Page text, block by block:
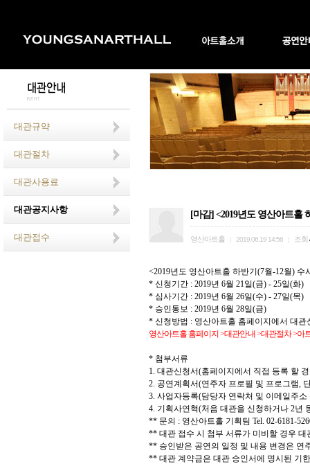
대관규약
대관절차
대관사용료
대관공지사항
대관접수
[마감] <2019년도 영산아트홀
영산아트홀 2019.06.19 14:56 조회
<2019년도 영산아트홀 하반기 (7월-12월) 수
* 신청기간 : 2019년 6월 21일(금) - 25일(화)
* 심사기간 : 2019년 6월 26일(수) - 27일(목)
* 승인통보 : 2019년 6월 28일(금)
* 신청방법 : 영산아트홀 홈페이지에서 대관
영산아트홀 홈페이지>대관안내 >대관절차>아
* 첨부서류
1. 대관신청서(홈페이지에서 직접 등록 할
2. 공연계획서(연주자 프로필 및 프로그램,
3. 사업자등록(담당자 연락처 및 이메일주소
4. 기획사연혁(처음 대관을 신청하거나 2년
** 문의 : 영산아트홀 기획팀 Tel. 02-6181-
** 대관 접수 시 첨부 서류가 미비할 경우
** 승인받은 공연의 일정 및 내용 변경은 연
** 대관 계약금은 대관 승인서에 명시된 기